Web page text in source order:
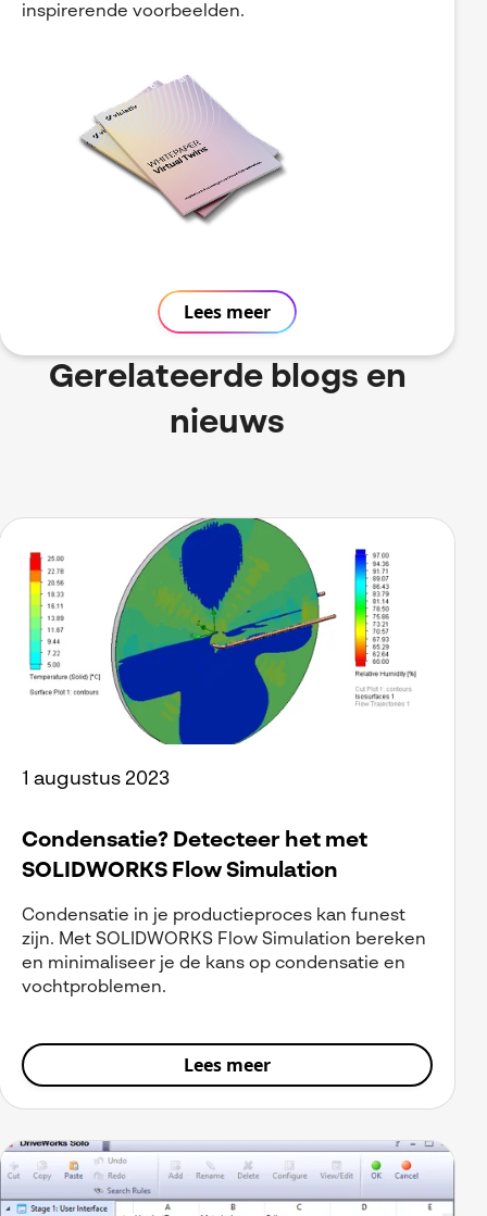
inspirerende voorbeelden.
Lees meer
Gerelateerde blogs en
nieuws
1 augustus 2023
Condensatie? Detecteer het met
SOLIDWORKS Flow Simulation
Condensatie in je productieproces kan funest
zijn. Met SOLIDWORKS Flow Simulation bereken
en minimaliseer je de kans op condensatie en
vochtproblemen.
Lees meer